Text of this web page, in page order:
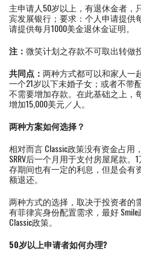
主申请人50岁以上，有退休金者，
宾发展银行；要求：个人申请提供
请提供每月1000美金退休金证明。
注： 微笑计划之存款不可取出转做
共同点： 两种方式都可以和家人一
一个21岁以下未婚子女；或者不带
不需要增加存款。在此基础之上，
增加15,000美元／人。
两种方案如何选择？
相对而言 Classic政策没有资金占
SRRV后一个月用于支付房屋尾款
存期间也有一定的利息，但是会有
额退还。
两种方式的选择，取决于投资者的
有菲律宾身份配置需求，最好
Classic政策。
50岁以上申请者如何办理?